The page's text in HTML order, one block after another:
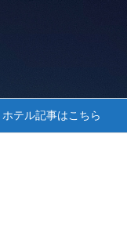
ホテル記事はこちら